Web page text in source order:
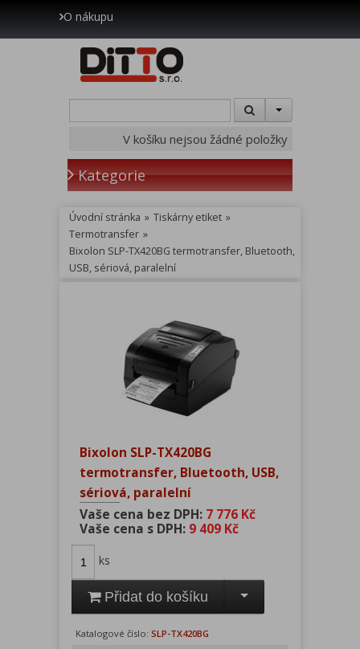
O nákupu
V košíku nejsou žádné položky
Kategorie
Úvodní stránka » Tiskárny etiket »
Termotransfer »
Bixolon SLP-TX420BG termotransfer, Bluetooth,
USB, sériová, paralelní
Bixolon SLP-TX420BG
termotransfer, Bluetooth, USB,
sériová, paralelní
Vaše cena bez DPH: 7 776 Kč
Vaše cena s DPH: 9 409 Kč
ks
Přidat do košíku
Katalogové číslo: SLP-TX420BG